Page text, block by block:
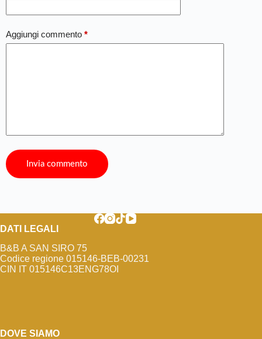
Aggiungi commento *
Invia commento
DATI LEGALI
B&B A SAN SIRO 75
Codice regione 015146-BEB-00231
CIN IT 015146C13ENG78OI
DOVE SIAMO